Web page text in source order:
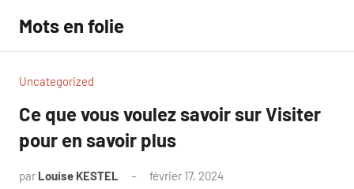
contenu
Mots en folie
Uncategorized
Ce que vous voulez savoir sur Visiter
pour en savoir plus
par Louise KESTEL février 17, 2024